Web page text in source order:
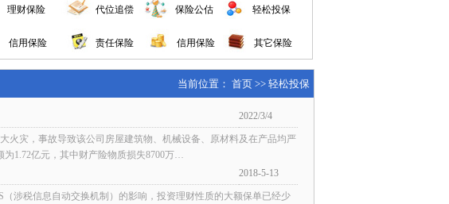
理财保险
信用保险
代位追偿 保险公估 轻松投保
责任保险 信用保险 其它保险
当前位置： 首页 >> 轻松投保
2022/3/4
火灾，事故导致该公司房屋建筑物、机械设备、原材料及在产品均严
为1.72亿元，其中财产险物质损失8700万…
2018-5-13
税信息自动交换机制）的影响，投资理财性质的大额保单已经少